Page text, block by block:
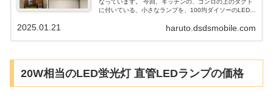
なっています。 今回、キッチンの、コンロの上のダクト
に付いている、小さなランプを、100均ダイソーのLEDに
になります。LEDの特性など踏まえ、まとめていきたい
haruto.dsdsmobile.com
2025.01.21
20W相当のLED蛍光灯 直管LEDランプの価格